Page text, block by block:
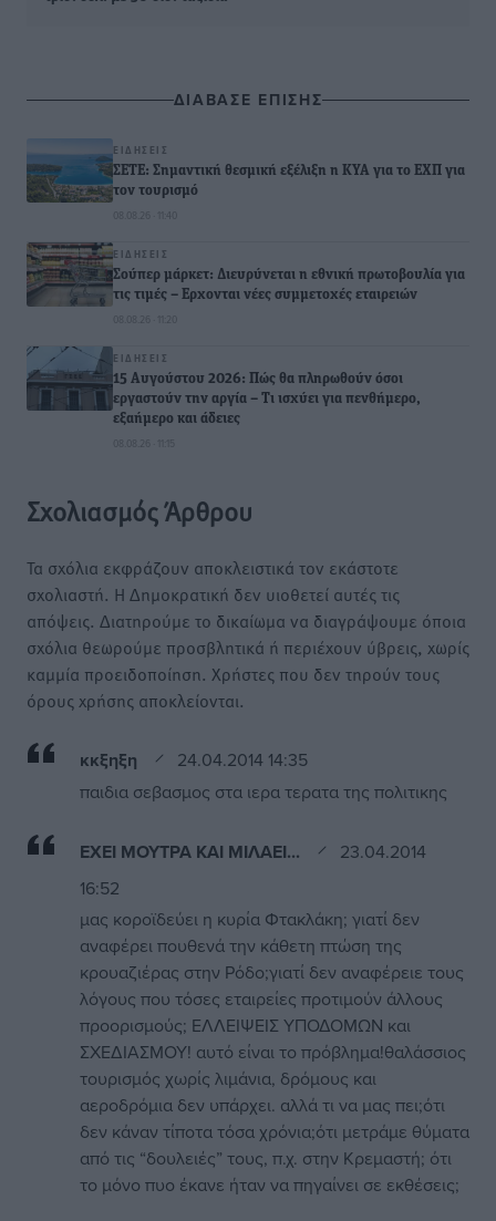
ΔΙΑΒΑΣΕ ΕΠΙΣΗΣ
ΕΙΔΉΣΕΙΣ
ΣΕΤΕ: Σημαντική θεσμική εξέλιξη η ΚΥΑ για το ΕΧΠ για
τον τουρισμό
08.08.26 · 11:40
ΕΙΔΉΣΕΙΣ
Σούπερ μάρκετ: Διευρύνεται η εθνική πρωτοβουλία για
τις τιμές – Eρχονται νέες συμμετοχές εταιρειών
08.08.26 · 11:20
ΕΙΔΉΣΕΙΣ
15 Αυγούστου 2026: Πώς θα πληρωθούν όσοι
εργαστούν την αργία – Τι ισχύει για πενθήμερο,
εξαήμερο και άδειες
08.08.26 · 11:15
Σχολιασμός Άρθρου
Τα σχόλια εκφράζουν αποκλειστικά τον εκάστοτε
σχολιαστή. Η Δημοκρατική δεν υιοθετεί αυτές τις
απόψεις. Διατηρούμε το δικαίωμα να διαγράψουμε όποια
σχόλια θεωρούμε προσβλητικά ή περιέχουν ύβρεις, χωρίς
καμμία προειδοποίηση. Χρήστες που δεν τηρούν τους
όρους χρήσης αποκλείονται.
κκξηξη
24.04.2014 14:35
παιδια σεβασμος στα ιερα τερατα της πολιτικης
ΕΧΕΙ ΜΟΥΤΡΑ ΚΑΙ ΜΙΛΑΕΙ...
23.04.2014
16:52
μας κοροϊδεύει η κυρία Φτακλάκη; γιατί δεν
αναφέρει πουθενά την κάθετη πτώση της
κρουαζιέρας στην Ρόδο;γιατί δεν αναφέρειε τους
λόγους που τόσες εταιρείες προτιμούν άλλους
προορισμούς; ΕΛΛΕΙΨΕΙΣ ΥΠΟΔΟΜΩΝ και
ΣΧΕΔΙΑΣΜΟΥ! αυτό είναι το πρόβλημα!θαλάσσιος
τουρισμός χωρίς λιμάνια, δρόμους και
αεροδρόμια δεν υπάρχει. αλλά τι να μας πει;ότι
δεν κάναν τίποτα τόσα χρόνια;ότι μετράμε θύματα
από τις “δουλειές” τους, π.χ. στην Κρεμαστή; ότι
το μόνο πυο έκανε ήταν να πηγαίνει σε εκθέσεις;